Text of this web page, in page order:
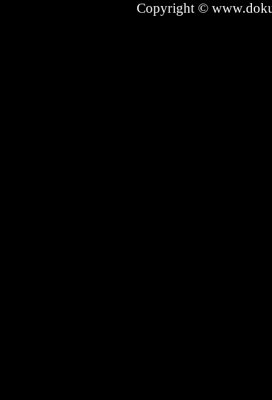
Copyright ©